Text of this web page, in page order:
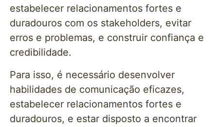
estabelecer relacionamentos fortes e
duradouros com os stakeholders, evitar
erros e problemas, e construir confiança e
credibilidade.
Para isso, é necessário desenvolver
habilidades de comunicação eficazes,
estabelecer relacionamentos fortes e
duradouros, e estar disposto a encontrar